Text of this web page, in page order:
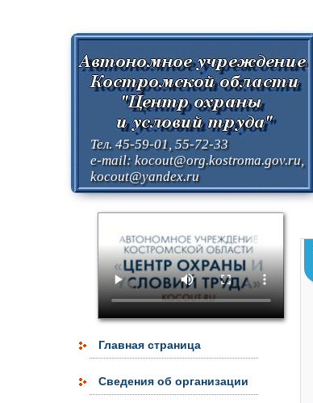
Тел. 45-59-01, 55-72-33
e-mail:kocout@org.kostroma.gov.ru,
kocout@yandex.ru
Главная страница
Сведения об организации